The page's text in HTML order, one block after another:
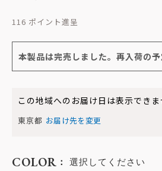
116
本製品は完売しました。再入荷の予
この地域へのお届け日は表示できま
東京都 お届け先を変更
COLOR 選択してください